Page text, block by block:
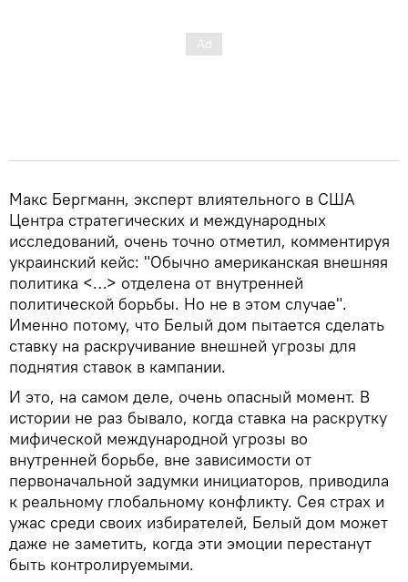
Макс Бергманн, эксперт влиятельного в США
Центра стратегических и международных
исследований, очень точно отметил, комментируя
украинский кейс: "Обычно американская внешняя
политика <…> отделена от внутренней
политической борьбы. Но не в этом случае".
Именно потому, что Белый дом пытается сделать
ставку на раскручивание внешней угрозы для
поднятия ставок в кампании.
И это, на самом деле, очень опасный момент. В
истории не раз бывало, когда ставка на раскрутку
мифической международной угрозы во
внутренней борьбе, вне зависимости от
первоначальной задумки инициаторов, приводила
к реальному глобальному конфликту. Сея страх и
ужас среди своих избирателей, Белый дом может
даже не заметить, когда эти эмоции перестанут
быть контролируемыми.